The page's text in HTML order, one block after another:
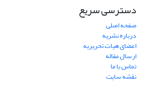
دسترسی سریع
صفحه اصلی
درباره نشریه
اعضای هیات تحریریه
ارسال مقاله
تماس با ما
نقشه سایت